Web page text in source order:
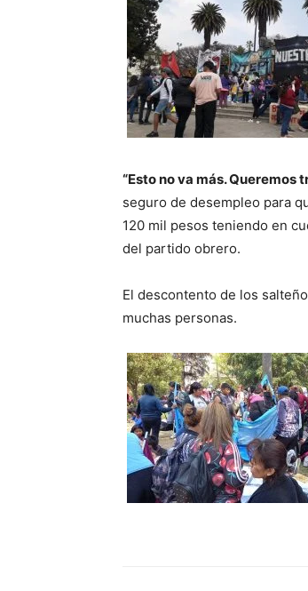
“Esto no va más. Queremos
seguro de desempleo para
120 mil pesos teniendo en
del partido obrero.
El descontento de los
muchas personas.